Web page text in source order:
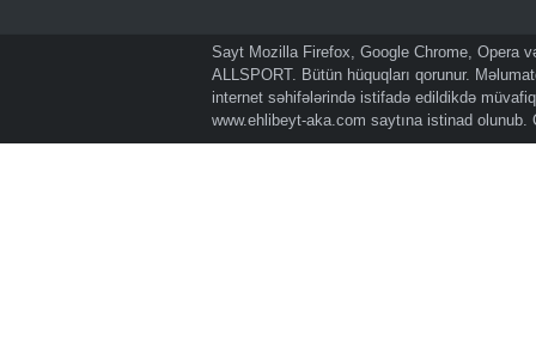
Sayt Mozilla Firefox, Google Chrome, Opera
ALLSPORT. Bütün hüquqları qorunur.
internet səhifələrində istifadə edildikdə
www.ehlibeyt-aka.com saytına istinad olunub.